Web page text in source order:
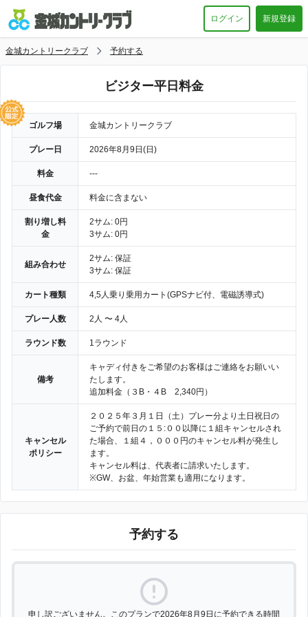
ログイン 新規登録
金城カントリークラブ 予約する
ビジター平日料金
ゴルフ場 金城カントリークラブ
プレー日 2026年8月9日(日)
料金 ---
昼食代金 料金に含まない
割り増し料
金
2サム: 0円
3サム: 0円
組み合わせ
2サム: 保証
3サム: 保証
カート種類 4,5人乗り乗用カート(GPSナビ付、電磁誘導式)
プレー人数 2人 〜 4人
ラウンド数 1ラウンド
備考
キャディ付きをご希望のお客様はご連絡をお願いい
たします。
追加料金（３B・４B 2,340円）
キャンセル
ポリシー
２０２５年３月１日（土）プレー分より土日祝日の
ご予約で前日の１５:００以降に１組キャンセルされ
た場合、１組４，０００円のキャンセル料が発生し
ます。
キャンセル料は、代表者に請求いたします。
※GW、お盆、年始営業も適用になります。
予約する
申し訳ございません。このプランで2026年8月9日に予約できる時間